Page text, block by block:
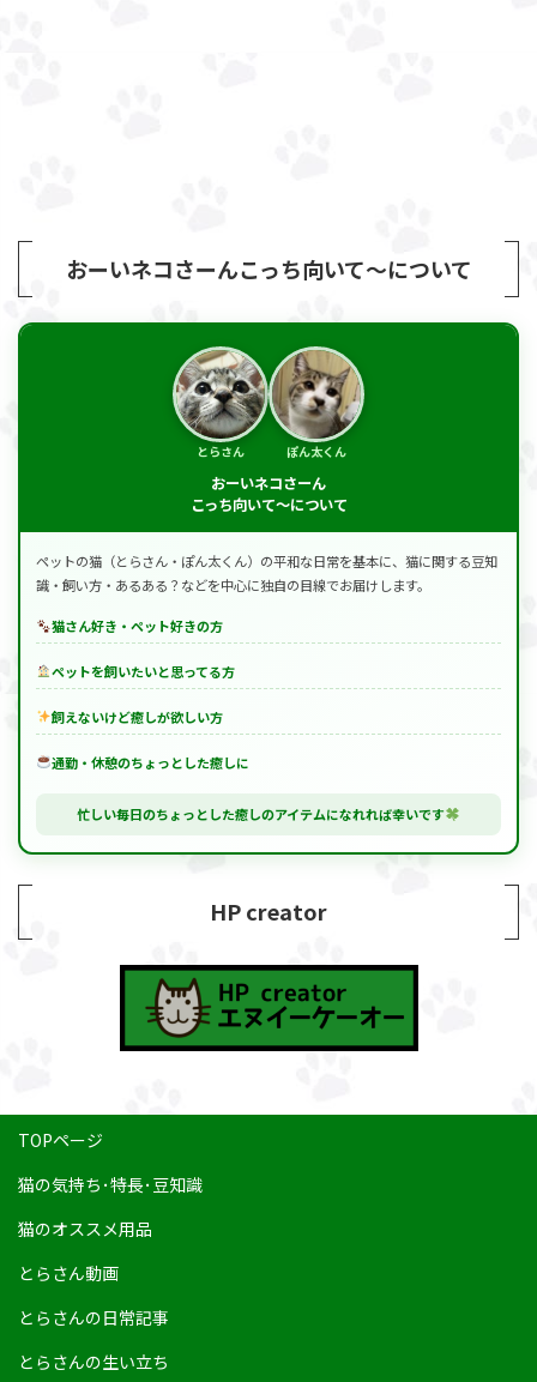
おーいネコさーんこっち向いて～について
とらさん ぽん太くん
おーいネコさーん
こっち向いて～について
ペットの猫（とらさん・ぽん太くん）の平和な日常を基本に、猫に関する豆知
識・飼い方・あるある？などを中心に独自の目線でお届けします。
猫さん好き・ペット好きの方
ペットを飼いたいと思ってる方
飼えないけど癒しが欲しい方
通勤・休憩のちょっとした癒しに
忙しい毎日のちょっとした癒しのアイテムになれれば幸いです
HP creator
TOPページ
猫の気持ち･特長･豆知識
猫のオススメ用品
とらさん動画
とらさんの日常記事
とらさんの生い立ち